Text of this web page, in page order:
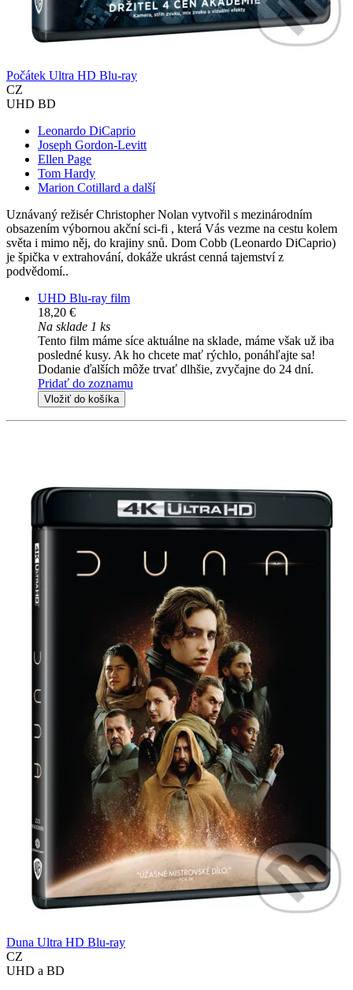
Počátek Ultra HD Blu-ray
CZ
UHD BD
Leonardo DiCaprio
Joseph Gordon-Levitt
Ellen Page
Tom Hardy
Marion Cotillard a další
Uznávaný režisér Christopher Nolan vytvořil s mezinárodním
obsazením výbornou akční sci-fi , která Vás vezme na cestu kolem
světa i mimo něj, do krajiny snů. Dom Cobb (Leonardo DiCaprio)
je špička v extrahování, dokáže ukrást cenná tajemství z
podvědomí..
UHD Blu-ray film
18,20 €
Na sklade 1 ks
Tento film máme síce aktuálne na sklade, máme však už iba
posledné kusy. Ak ho chcete mať rýchlo, ponáhľajte sa!
Dodanie ďalších môže trvať dlhšie, zvyčajne do 24 dní.
Pridať do zoznamu
Vložiť do košíka
Duna Ultra HD Blu-ray
CZ
UHD a BD